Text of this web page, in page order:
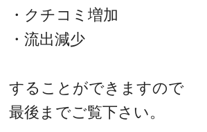
・クチコミ増加
・流出減少
することができますので
最後までご覧下さい。